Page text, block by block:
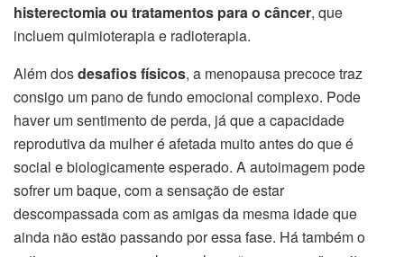
histerectomia ou tratamentos para o câncer, que
incluem quimioterapia e radioterapia.
Além dosdesafios físicos, a menopausa precoce traz
consigo um pano de fundo emocional complexo. Pode
haver um sentimento de perda, já que a capacidade
reprodutiva da mulher é afetada muito antes do que é
social e biologicamente esperado. A autoimagem pode
sofrer um baque, com a sensação de estar
descompassada com as amigas da mesma idade que
ainda não estão passando por essa fase. Há também o